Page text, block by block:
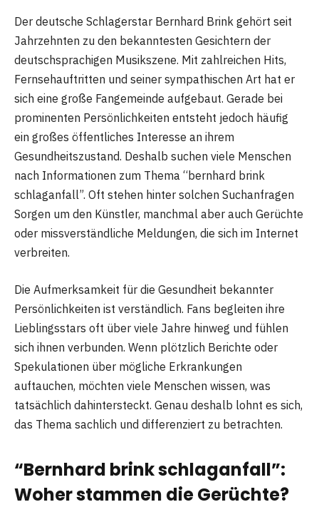
Der deutsche Schlagerstar Bernhard Brink gehört seit
Jahrzehnten zu den bekanntesten Gesichtern der
deutschsprachigen Musikszene. Mit zahlreichen Hits,
Fernsehauftritten und seiner sympathischen Art hat er
sich eine große Fangemeinde aufgebaut. Gerade bei
prominenten Persönlichkeiten entsteht jedoch häufig
ein großes öffentliches Interesse an ihrem
Gesundheitszustand. Deshalb suchen viele Menschen
nach Informationen zum Thema “bernhard brink
schlaganfall”. Oft stehen hinter solchen Suchanfragen
Sorgen um den Künstler, manchmal aber auch Gerüchte
oder missverständliche Meldungen, die sich im Internet
verbreiten.
Die Aufmerksamkeit für die Gesundheit bekannter
Persönlichkeiten ist verständlich. Fans begleiten ihre
Lieblingsstars oft über viele Jahre hinweg und fühlen
sich ihnen verbunden. Wenn plötzlich Berichte oder
Spekulationen über mögliche Erkrankungen
auftauchen, möchten viele Menschen wissen, was
tatsächlich dahintersteckt. Genau deshalb lohnt es sich,
das Thema sachlich und differenziert zu betrachten.
“Bernhard brink schlaganfall”:
Woher stammen die Gerüchte?